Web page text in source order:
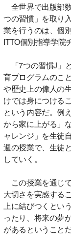
全世界で出版部
つの習慣」を取り
業を行うのは、個
ITTO個別指導学院
「7つの習慣J」
育プログラムのこ
や歴史上の偉人の
けでは身につける
という内容だ。例
から家に上がる」
ャレンジ」を生徒
週の授業で、生徒
していく。
この授業を通じ
大切さを実感する
上に結びつくとい
ったり、将来の夢
があるということだ